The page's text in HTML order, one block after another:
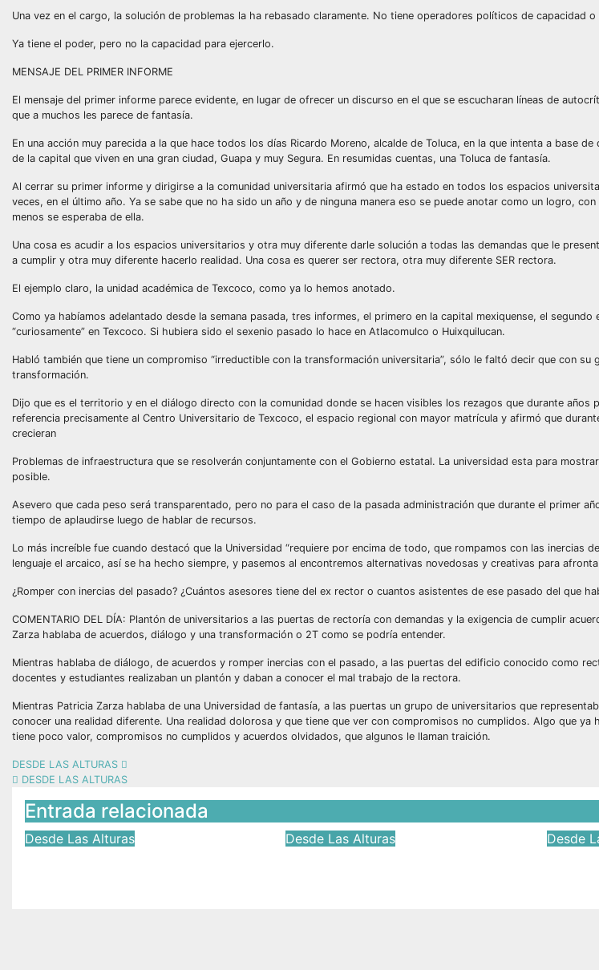
Una vez en el cargo, la solución de problemas la ha rebasado claramente. No tiene operadores políticos de capacidad o
Ya tiene el poder, pero no la capacidad para ejercerlo.
MENSAJE DEL PRIMER INFORME
El mensaje del primer informe parece evidente, en lugar de ofrecer un discurso en el que se escucharan líneas de
que a muchos les parece de fantasía.
En una acción muy parecida a la que hace todos los días Ricardo Moreno, alcalde de Toluca, en la que intenta a base
de la capital que viven en una gran ciudad, Guapa y muy Segura. En resumidas cuentas, una Toluca de fantasía.
Al cerrar su primer informe y dirigirse a la comunidad universitaria afirmó que ha estado en todos los espacios
veces, en el último año. Ya se sabe que no ha sido un año y de ninguna manera eso se puede anotar como un logro,
menos se esperaba de ella.
Una cosa es acudir a los espacios universitarios y otra muy diferente darle solución a todas las demandas que le
a cumplir y otra muy diferente hacerlo realidad. Una cosa es querer ser rectora, otra muy diferente SER rectora.
El ejemplo claro, la unidad académica de Texcoco, como ya lo hemos anotado.
Como ya habíamos adelantado desde la semana pasada, tres informes, el primero en la capital mexiquense, el segundo
“curiosamente” en Texcoco. Si hubiera sido el sexenio pasado lo hace en Atlacomulco o Huixquilucan.
Habló también que tiene un compromiso “irreductible con la transformación universitaria”, sólo le faltó decir que con su
transformación.
Dijo que es el territorio y en el diálogo directo con la comunidad donde se hacen visibles los rezagos que durante años
referencia precisamente al Centro Universitario de Texcoco, el espacio regional con mayor matrícula y afirmó que
crecieran
Problemas de infraestructura que se resolverán conjuntamente con el Gobierno estatal. La universidad esta para
posible.
Asevero que cada peso será transparentado, pero no para el caso de la pasada administración que durante el primer
tiempo de aplaudirse luego de hablar de recursos.
Lo más increíble fue cuando destacó que la Universidad “requiere por encima de todo, que rompamos con las inercias
lenguaje el arcaico, así se ha hecho siempre, y pasemos al encontremos alternativas novedosas y creativas para
¿Romper con inercias del pasado? ¿Cuántos asesores tiene del ex rector o cuantos asistentes de ese pasado del que
COMENTARIO DEL DÍA: Plantón de universitarios a las puertas de rectoría con demandas y la exigencia de cumplir
Zarza hablaba de acuerdos, diálogo y una transformación o 2T como se podría entender.
Mientras hablaba de diálogo, de acuerdos y romper inercias con el pasado, a las puertas del edificio conocido como
docentes y estudiantes realizaban un plantón y daban a conocer el mal trabajo de la rectora.
Mientras Patricia Zarza hablaba de una Universidad de fantasía, a las puertas un grupo de universitarios que
conocer una realidad diferente. Una realidad dolorosa y que tiene que ver con compromisos no cumplidos. Algo que ya
tiene poco valor, compromisos no cumplidos y acuerdos olvidados, que algunos le llaman traición.
DESDE LAS ALTURAS
DESDE LAS ALTURAS
Entrada relacionada
Desde Las Alturas Desde Las Alturas Desde